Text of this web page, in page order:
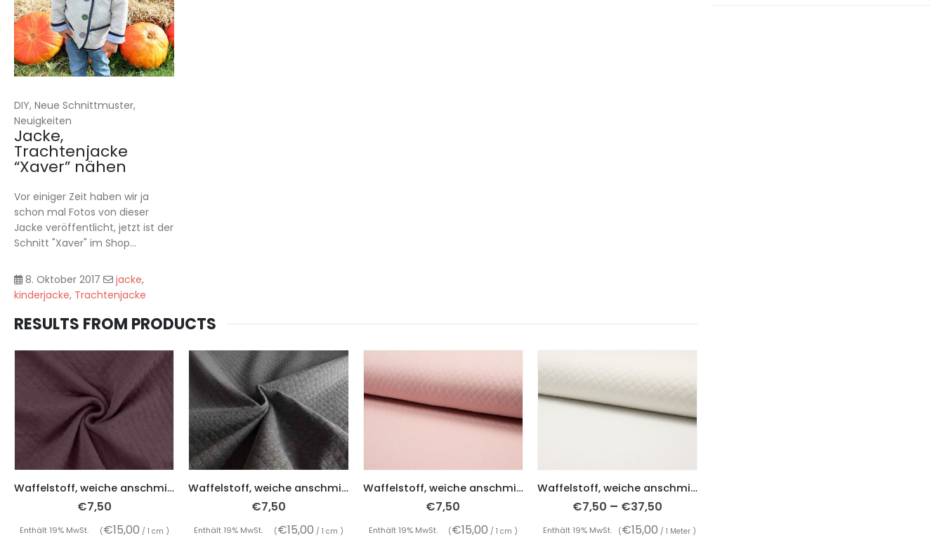
DIY, Neue Schnittmuster,
Neuigkeiten
Jacke,
Trachtenjacke
“Xaver” nähen
Vor einiger Zeit haben wir ja
schon mal Fotos von dieser
Jacke veröffentlicht, jetzt ist der
Schnitt "Xaver" im Shop...
8. Oktober 2017 jacke,
kinderjacke, Trachtenjacke
RESULTS FROM PRODUCTS
Waffelstoff, weiche anschmiegsame Qualität – Mauve
€7,50
Enthält 19% MwSt. (€15,00 / 1 cm )
Waffelstoff, weiche anschmiegsame Qualität – Grau mit eingewebten Punkten – Neon
€7,50
Enthält 19% MwSt. (€15,00 / 1 cm )
Waffelstoff, weiche anschmiegsame Qualität – Rosa
€7,50
Enthält 19% MwSt. (€15,00 / 1 cm )
Waffelstoff, weiche anschmiegsame Qualität – Weiß
€7,50 – €37,50
Enthält 19% MwSt. (€15,00 / 1 Meter )